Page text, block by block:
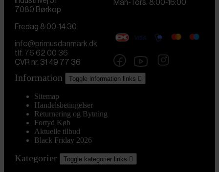
7080 Børkop
Man-Tors. 8:00-16:00
Fredag 8:00-14:30
info@primusdanmark.dk
tlf. 76 62 00 36
CVR nr. 31 49 77 36
Information Toggle information links 
Sitemap
Handelsbetingelser
Returnering og Bytning
Fortyd Køb
Aktuelle tilbud
Black Friday 2026
Kategorier Toggle kategorier links 